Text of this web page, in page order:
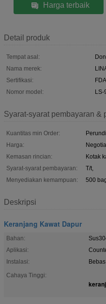
Harga terbaik
Detail produk
Tempat asal:
Nama merek:
Sertifikasi:
Nomor model:
LS-
Syarat-syarat pembayaran &
Kuantitas min Order:
Harga:
Kemasan rincian:
Kotak
Syarat-syarat pembayaran:
T/t,
Menyediakan kemampuan:
500
Deskripsi
Keranjang Kawat Dapur
Bahan:
Aplikasi:
Instalasi:
Cahaya Tinggi: